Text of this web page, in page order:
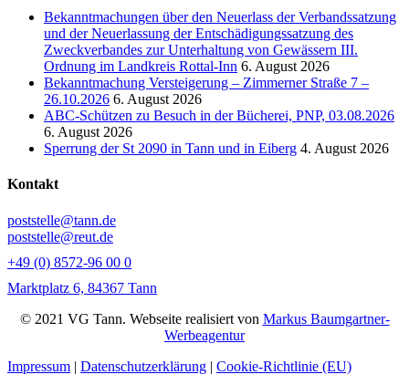
Bekanntmachungen über den Neuerlass der Verbandssatzung
und der Neuerlassung der Entschädigungssatzung des
Zweckverbandes zur Unterhaltung von Gewässern III.
Ordnung im Landkreis Rottal-Inn 6. August 2026
Bekanntmachung Versteigerung – Zimmerner Straße 7 –
26.10.2026 6. August 2026
ABC-Schützen zu Besuch in der Bücherei, PNP, 03.08.2026
6. August 2026
Sperrung der St 2090 in Tann und in Eiberg 4. August 2026
Kontakt
poststelle@tann.de
poststelle@reut.de
+49 (0) 8572-96 00 0
Marktplatz 6, 84367 Tann
© 2021 VG Tann. Webseite realisiert von Markus Baumgartner-
Werbeagentur
Impressum | Datenschutzerklärung | Cookie-Richtlinie (EU)